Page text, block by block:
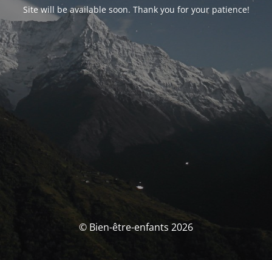
Site will be available soon. Thank you for your patience!
© Bien-être-enfants 2026